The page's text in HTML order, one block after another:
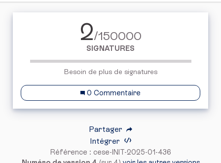
2/150000
SIGNATURES
Besoin de plus de signatures
0 Commentaire
Partager
Intégrer
Référence : cese-INIT-2025-01-436